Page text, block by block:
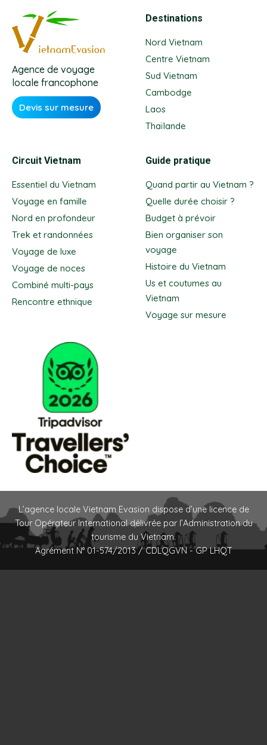
Agence de voyage
locale francophone
Devis sur mesure
Destinations
Nord Vietnam
Centre Vietnam
Sud Vietnam
Cambodge
Laos
Thaïlande
Circuit Vietnam
Essentiel du Vietnam
Voyage en famille
Nord en profondeur
Trek et randonnées
Voyage de luxe
Voyage de noces
Combiné multi-pays
Rencontre ethnique
Guide pratique
Quand partir au Vietnam ?
Quelle durée choisir ?
Budget à prévoir
Bien organiser son
voyage
Histoire du Vietnam
Us et coutumes au
Vietnam
Voyage sur mesure
L’agence locale Vietnam Evasion dispose d’une licence de
Tour Opérateur International délivrée par l’Administration du
tourisme du Vietnam.
Agrément N° 01-574/2013 / CDLQGVN - GP LHQT